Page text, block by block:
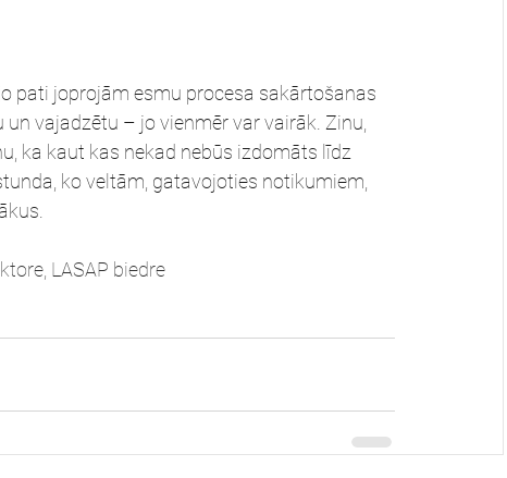
pati joprojām esmu procesa sakārtošanas
vajadzētu – jo vienmēr var vairāk. Zinu,
ka kaut kas nekad nebūs izdomāts līdz
ko veltām, gatavojoties notikumiem,
LASAP biedre